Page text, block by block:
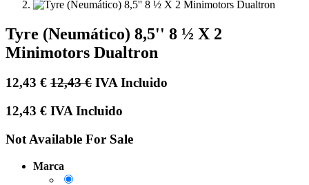
Tyre (Neumático) 8,5'' 8 ½ X 2
Minimotors Dualtron
12,43 € 12,43€ IVA Incluido
12,43 € IVA Incluido
Not Available For Sale
Marca